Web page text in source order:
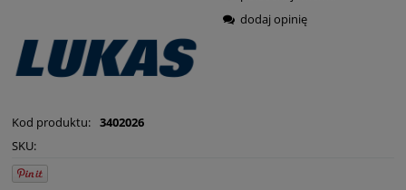
Kod produktu: 3402026
SKU:
dodaj opinię